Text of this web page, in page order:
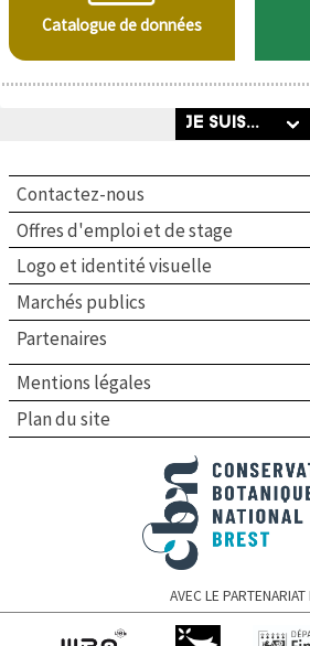
Catalogue de données
Conservatoire botanique
AVEC LE PARTENARIAT
Université de Région Bretagne
Contactez-nous
Offres d'emploi et de stage
Logo et identité visuelle
Marchés publics
Partenaires
Mentions légales
Plan du site